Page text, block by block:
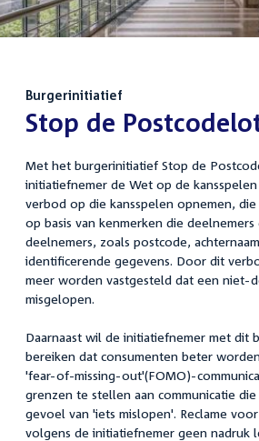
Burgerinitiatief
Stop de
Met het burgerinitiatief Stop de
initiatiefnemer de Wet op de
verbod op die kansspelen opnemen,
op basis van kenmerken die
deelnemers, zoals postcode,
identificerende gegevens. Door dit
meer worden vastgesteld dat een niet-
misgelopen.
Daarnaast wil de initiatiefnemer met dit
bereiken dat consumenten beter
'fear-of-missing-out'(FOMO)-
grenzen te stellen aan communicatie
gevoel van 'iets mislopen'. Reclame
volgens de initiatiefnemer geen nadruk